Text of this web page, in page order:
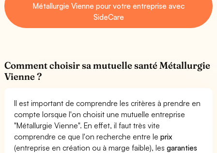
Métallurgie Vienne pour votre entreprise avec
SideCare
Comment choisir sa mutuelle santé Métallurgie
Vienne ?
Il est important de comprendre les critères à prendre en
compte lorsque l'on choisit une mutuelle entreprise
"Métallurgie Vienne". En effet, il faut très vite
comprendre ce que l'on recherche entre leprix
(entreprise en création ou à marge faible), lesgaranties